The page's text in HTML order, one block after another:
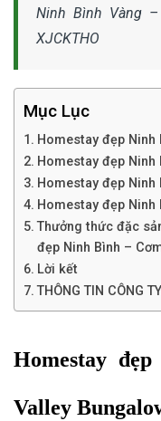
Ninh Bình Vàng –
XJCKTHO
Mục Lục
Homestay đẹp Ninh
Homestay đẹp Ninh
Homestay đẹp
Homestay đẹp
Thưởng thức đặc
đẹp Ninh Bình –
Lời kết
THÔNG TIN CÔNG TY
Homestay
Valley